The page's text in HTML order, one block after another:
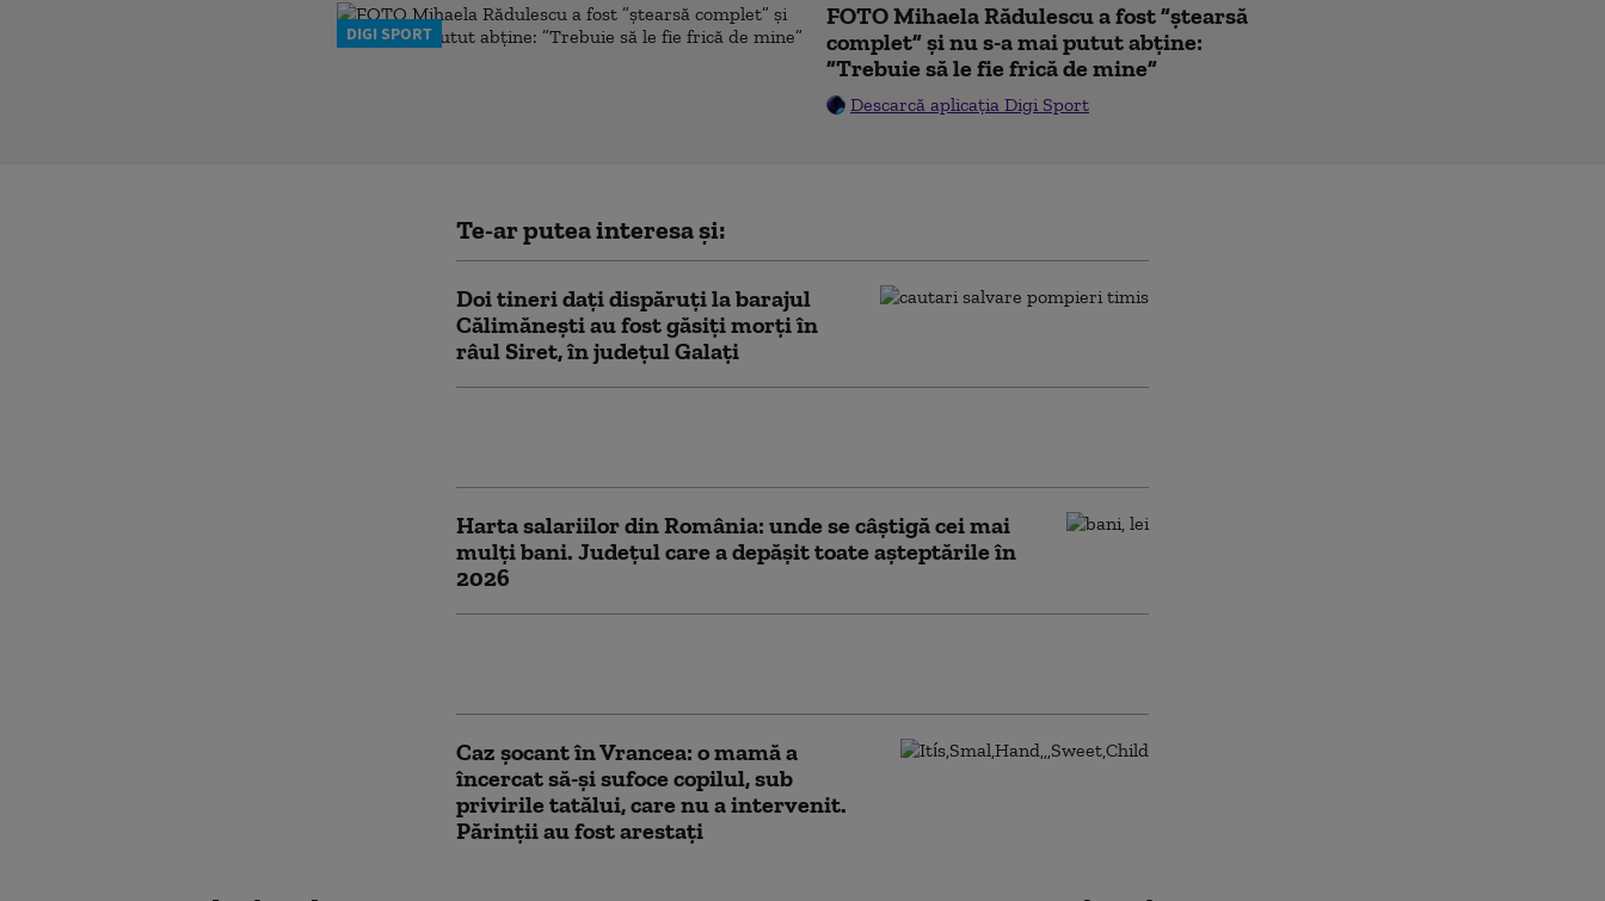
DIGI SPORT
FOTO Mihaela Rădulescu a fost ”ștearsă
complet” și nu s-a mai putut abține:
”Trebuie să le fie frică de mine”
Descarcă aplicația Digi Sport
Te-ar putea interesa și:
Doi tineri dați dispăruți la barajul
Călimănești au fost găsiți morți în
râul Siret, în județul Galați
Harta salariilor din România: unde se câștigă cei mai
mulți bani. Județul care a depășit toate așteptările în
2026
Caz șocant în Vrancea: o mamă a
încercat să-și sufoce copilul, sub
privirile tatălui, care nu a intervenit.
Părinții au fost arestați